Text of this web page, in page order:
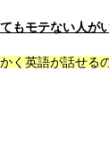
もモテない人が
く英語が話せる